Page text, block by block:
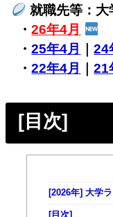
就職先等：大
・26年4月
・25年4月 ｜24
・22年4月 ｜21
[目次]
[2026年] 大学
[目次]